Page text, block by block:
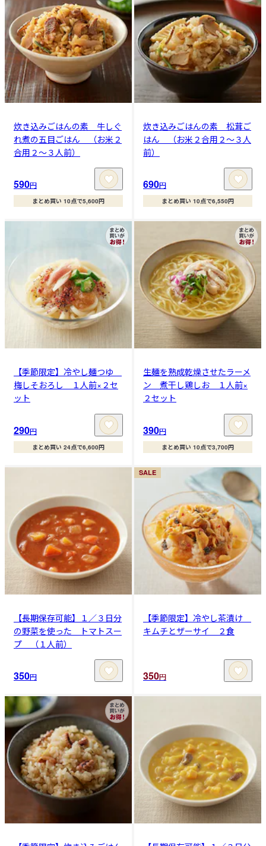
炊き込みごはんの素 牛しぐ
れ煮の五目ごはん （お米２
合用２～３人前）
590円
まとめ買い 10点で5,600円
炊き込みごはんの素 松茸ご
はん （お米２合用２～３人
前）
690円
まとめ買い 10点で6,550円
【季節限定】冷やし麺つゆ
梅しそおろし １人前×２セ
ット
290円
まとめ買い 24点で6,600円
生麺を熟成乾燥させたラーメ
ン 煮干し鶏しお １人前×
２セット
390円
まとめ買い 10点で3,700円
【長期保存可能】１／３日分
の野菜を使った トマトスー
プ （１人前）
350円
SALE
【季節限定】冷やし茶漬け
キムチとザーサイ ２食
350円